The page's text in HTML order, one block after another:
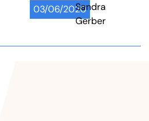
03/06/2020Sandra
Gerber